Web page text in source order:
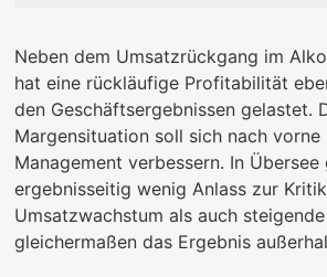
Neben dem Umsatzrückgang im
hat eine rückläufige Profitabilität
den Geschäftsergebnissen gelastet.
Margensituation soll sich nach
Management verbessern. In
ergebnisseitig wenig Anlass zur
Umsatzwachstum als auch
gleichermaßen das Ergebnis